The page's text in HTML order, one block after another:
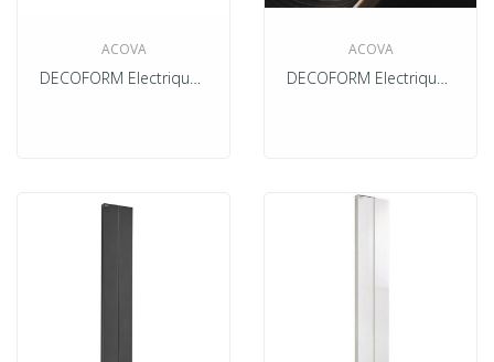
ACOVA
DECOFORM Electrique Couleur
ACOVA
DECOFORM Electrique Technoline